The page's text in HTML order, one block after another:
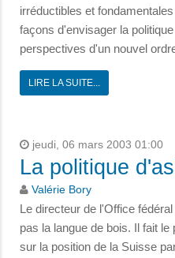
irréductibles et
façons d'envisager la
perspectives d'un nouvel
LIRE LA SUITE...
jeudi, 06 mars 2003 01:00
La politique
Valérie Bory
Le directeur de l'Office
pas la langue de bois. Il fait
sur la position de la Suisse